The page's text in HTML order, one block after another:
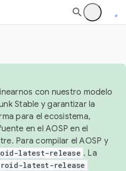
con nuestro modelo
Stable y garantizar la
para el ecosistema,
en el AOSP en el
Para compilar el AOSP y
latest-release . La
latest-release